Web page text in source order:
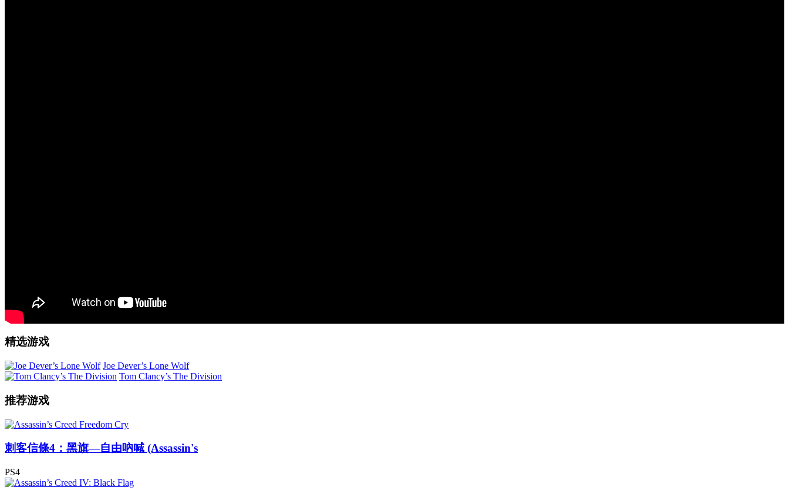
精选游戏
Joe Dever’s Lone Wolf
Tom Clancy’s The Division
推荐游戏
刺客信條4：黑旗—自由吶喊 (Assassin's
PS4